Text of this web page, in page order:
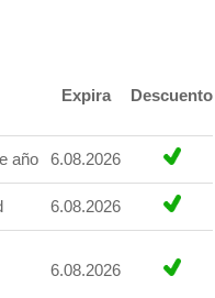
Expira Descuento
año 6.08.2026
6.08.2026
6.08.2026